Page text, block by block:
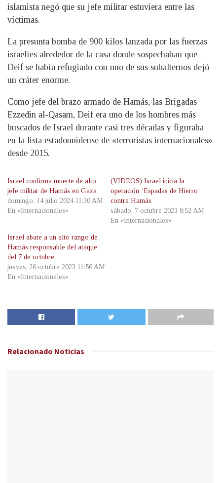
islamista negó que su jefe militar estuviera entre las
víctimas.
La presunta bomba de 900 kilos lanzada por las fuerzas
israelíes alrededor de la casa donde sospechaban que
Deif se había refugiado con uno de sus subalternos dejó
un cráter enorme.
Como jefe del brazo armado de Hamás, las Brigadas
Ezzedin al-Qasam, Deif era uno de los hombres más
buscados de Israel durante casi tres décadas y figuraba
en la lista estadounidense de «terroristas internacionales»
desde 2015.
Israel confirma muerte de alto
jefe militar de Hamás en Gaza
domingo, 14 julio 2024 11:30 AM
En «Internacionales»
(VIDEOS) Israel inicia la
operación ‘Espadas de Hierro’
contra Hamás
sábado, 7 octubre 2023 8:52 AM
En «Internacionales»
Israel abate a un alto rango de
Hamás responsable del ataque
del 7 de octubre
jueves, 26 octubre 2023 11:56 AM
En «Internacionales»
Relacionado Noticias